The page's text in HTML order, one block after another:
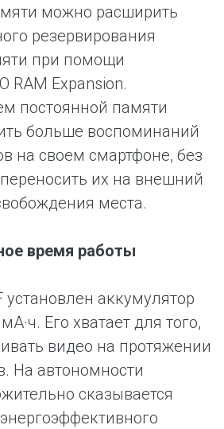
можно расширить
резервирования
при помощи
RAM Expansion.
постоянной памяти
больше воспоминаний
на своем смартфоне, без
их на внешний
места.
время работы
установлен аккумулятор
Его хватает для того,
видео на протяжении
На автономности
сказывается